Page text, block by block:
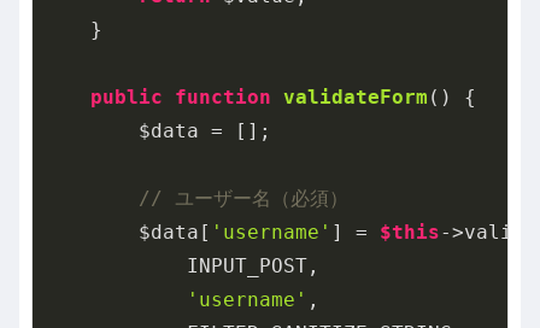
    }
public function validateForm ()
{
        $data = [];
// ユーザー名（必須）
        $data[
'username' ] = $this-
            INPUT_POST,
'username' ,